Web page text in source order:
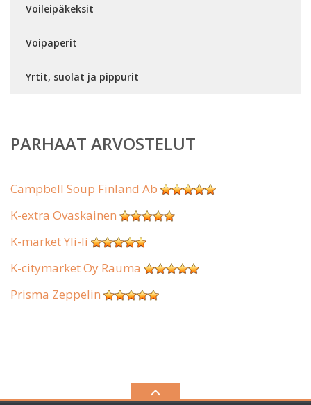
Voileipäkeksit
Voipaperit
Yrtit, suolat ja pippurit
PARHAAT ARVOSTELUT
Campbell Soup Finland Ab
K-extra Ovaskainen
K-market Yli-Ii
K-citymarket Oy Rauma
Prisma Zeppelin